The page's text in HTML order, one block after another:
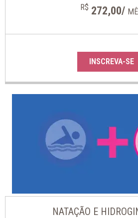
R$ 272,00/
INSCREVA-SE
NATAÇÃO E